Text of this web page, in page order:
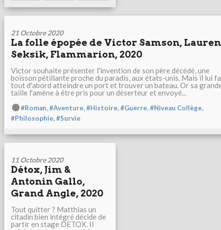
21 Octobre 2020
La folle épopée de Victor Samson,
Seksik, Flammarion, 2020
Victor souhaite présenter l'invention de son père décédé, une
boisson pétillante proche du paradis, aux états-unis. Mais il lui
tout d'abord atteindre un port et trouver un bateau. Or sa
taille l'amène à être pris pour un déserteur et envoyé...
#Roman #Aventure #Histoire #Guerre #Niveau Collège
#Philosophie,#Survie
11 Octobre 2020
Détox, Jim &
Antonin Gallo,
Grand Angle, 2020
Tout quitter ? Matthias un
citadin bien intégré décide de
partir en stage DETOX. Il